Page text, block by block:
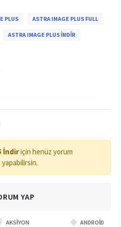
AKSIYON ANDROID
PLUS ASTRA IMAGE PLUS FULL
ASTRA IMAGE PLUS INDIR
İndiriçin henüz yorum
yapabilirsin.
YAP